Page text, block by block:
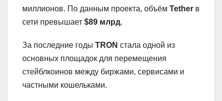
миллионов. По данным проекта, объём Tether в
сети превышает $89 млрд.
За последние годы TRON стала одной из
основных площадок для перемещения
стейблкоинов между биржами, сервисами и
частными кошельками.